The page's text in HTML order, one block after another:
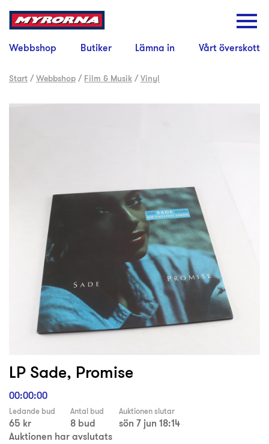
Webbshop Butiker Lämna in Vårt överskott
Start /Webbshop / Film & Musik /Vinyl
LP Sade, Promise
00:00:00
Ledande bud
65 kr
Antal bud
8 bud
Auktionen slutar
sön 7 jun 18:14
Auktionen har avslutats